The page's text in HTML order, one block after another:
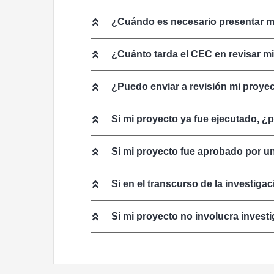
¿Cuándo es necesario presentar
¿Cuánto tarda el CEC en revisar
¿Puedo enviar a revisión mi
Si mi proyecto ya fue ejecutado,
Si mi proyecto fue aprobado por
Si en el transcurso de la
Si mi proyecto no involucra